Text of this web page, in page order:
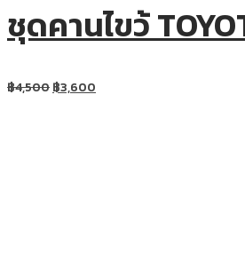
ชุดคานไขว้
฿4,500฿3,600